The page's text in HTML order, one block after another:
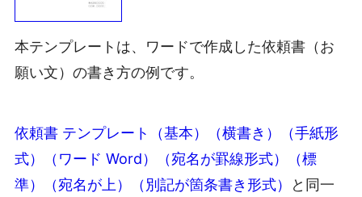
本テンプレートは、ワードで作成した依頼書（お
願い文）の書き方の例です。
依頼書 テンプレート（基本）（横書き）（手紙形
式）（ワード Word）（宛名が罫線形式）（標
準）（宛名が上）（別記が箇条書き形式）
と同一